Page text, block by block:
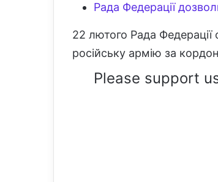
Рада Федерації
22 лютого Рада
російську армію за
Please support